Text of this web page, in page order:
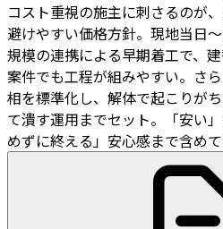
コスト重視の施主に刺さるのが
避けやすい価格方針。現地当日
規模の連携による早期着工で、
案件でも工程が組みやすい。さ
相を標準化し、解体で起こりが
て潰す運用までセット。「安い
めずに終える」安心感まで含め